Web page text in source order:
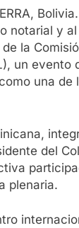
notarial y
de la
un evento
una
del
plenaria.